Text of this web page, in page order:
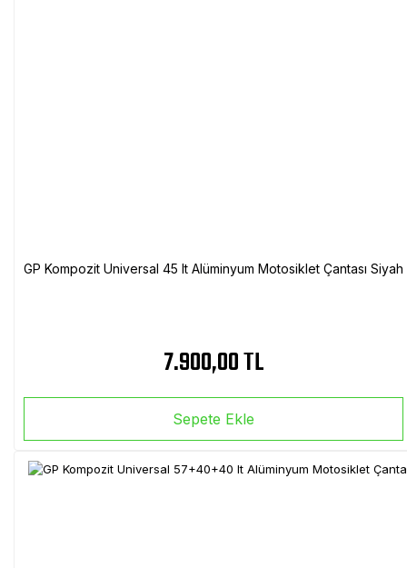
GP Kompozit Universal 45 lt Alüminyum Motosiklet Çantası Siyah
7.900,00 TL
Sepete Ekle